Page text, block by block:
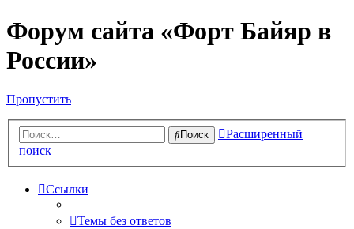
Форум сайта «Форт Байяр в
России»
Пропустить
Поиск
Расширенный
поиск
Ссылки
Темы без ответов